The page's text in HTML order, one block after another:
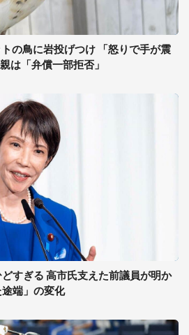
の鳥に岩投げつけ 「怒りで手が震
は「弁償一部拒否」
すぎる 高市氏支えた前議員が明か
端」の変化